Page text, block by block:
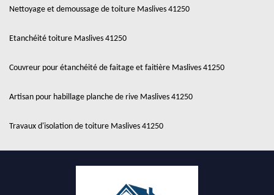
Nettoyage et demoussage de toiture Maslives 41250
Etanchéité toiture Maslives 41250
Couvreur pour étanchéité de faitage et faitière Maslives 41250
Artisan pour habillage planche de rive Maslives 41250
Travaux d'isolation de toiture Maslives 41250